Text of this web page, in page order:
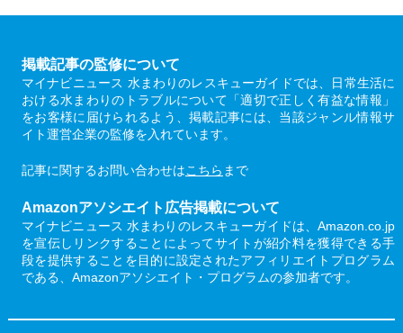
掲載記事の監修について
マイナビニュース 水まわりのレスキューガイドでは、日常生活に
おける水まわりのトラブルについて「適切で正しく有益な情報」
をお客様に届けられるよう、掲載記事には、当該ジャンル情報サ
イト運営企業の監修を入れています。
記事に関するお問い合わせはこちら まで
Amazonアソシエイト広告掲載について
マイナビニュース 水まわりのレスキューガイドは、Amazon.co.jp
を宣伝しリンクすることによってサイトが紹介料を獲得できる手
段を提供することを目的に設定されたアフィリエイトプログラム
である、Amazonアソシエイト・プログラムの参加者です。